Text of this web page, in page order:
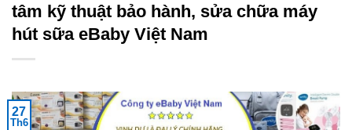
tâm kỹ thuật bảo hành, sửa chữa máy
hút sữa eBaby Việt Nam
27
Th6